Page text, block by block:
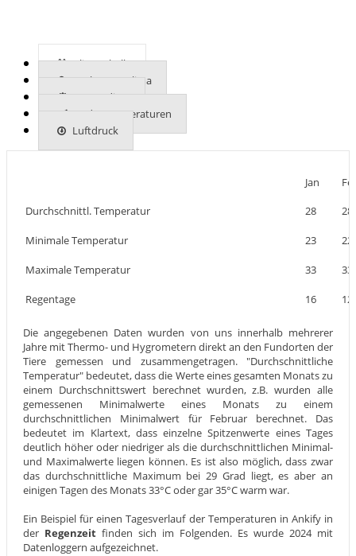
Klimatabelle
Mehr zum Klima
UVB-Indizes
Bodentemperaturen
Luftdruck
Jan
Durchschnittl. Temperatur
28 28
Minimale Temperatur 23 22
Maximale Temperatur 33 33
Regentage 16 12
Die angegebenen Daten wurden von uns innerhalb mehrerer
Jahre mit Thermo- und Hygrometern direkt an den Fundorten der
Tiere gemessen und zusammengetragen. "Durchschnittliche
Temperatur" bedeutet, dass die Werte eines gesamten Monats zu
einem Durchschnittswert berechnet wurden, z.B. wurden alle
gemessenen Minimalwerte eines Monats zu einem
durchschnittlichen Minimalwert für Februar berechnet. Das
bedeutet im Klartext, dass einzelne Spitzenwerte eines Tages
deutlich höher oder niedriger als die durchschnittlichen Minimal-
und Maximalwerte liegen können. Es ist also möglich, dass zwar
das durchschnittliche Maximum bei 29 Grad liegt, es aber an
einigen Tagen des Monats 33°C oder gar 35°C warm war.
Ein Beispiel für einen Tagesverlauf der Temperaturen in Ankify in
der Regenzeit finden sich im Folgenden. Es wurde 2024 mit
Datenloggern aufgezeichnet.